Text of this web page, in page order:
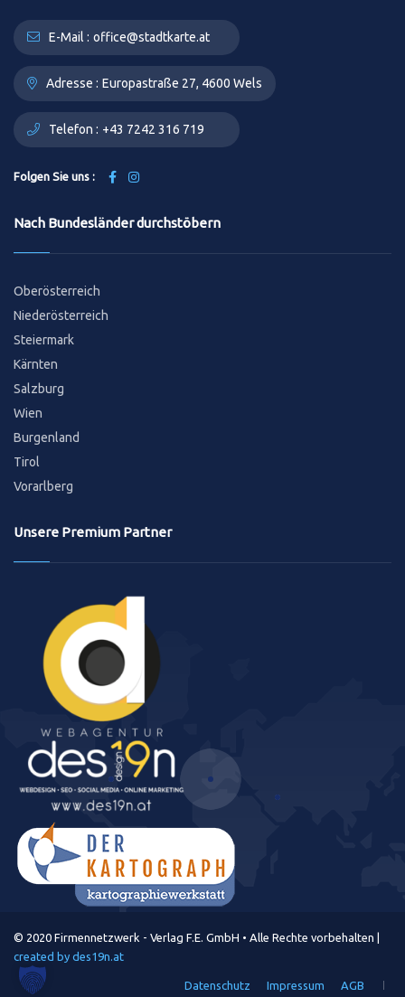
E-Mail : office@stadtkarte.at
Adresse : Europastraße 27, 4600 Wels
Telefon : +43 7242 316 719
Folgen Sie uns :
Nach Bundesländer durchstöbern
Oberösterreich
Niederösterreich
Steiermark
Kärnten
Salzburg
Wien
Burgenland
Tirol
Vorarlberg
Unsere Premium Partner
© 2020 Firmennetzwerk - Verlag F.E. GmbH • Alle Rechte vorbehalten |
created by des19n.at
Datenschutz Impressum AGB